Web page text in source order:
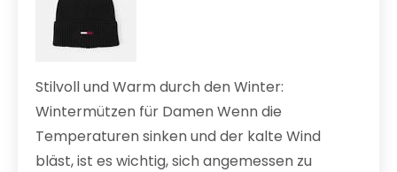
Stilvoll und Warm durch den Winter:
Wintermützen für Damen Wenn die
Temperaturen sinken und der kalte Wind
bläst, ist es wichtig, sich angemessen zu